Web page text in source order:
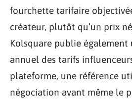
fourchette tarifaire
créateur, plutôt qu’un prix
Kolsquare publie également
annuel des tarifs
plateforme, une référence
négociation avant même le